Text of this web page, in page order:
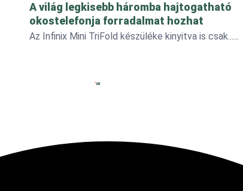
A világ legkisebb háromba hajtogatható
okostelefonja forradalmat hozhat
Az Infinix Mini TriFold készüléke kinyitva is csak...